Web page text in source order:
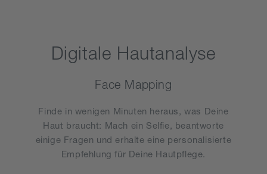
Digitale Hautanalyse
Face Mapping
Finde in wenigen Minuten heraus, was Deine
Haut braucht: Mach ein Selfie, beantworte
einige Fragen und erhalte eine personalisierte
Empfehlung für Deine Hautpflege.